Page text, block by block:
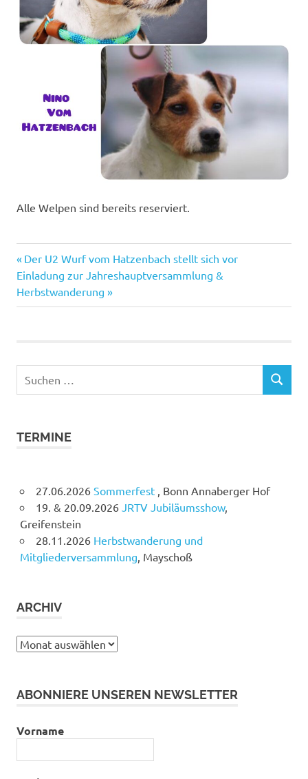
Alle Welpen sind bereits reserviert.
Beitragsnavigation
Vorheriger
Beitrag:
Der U2 Wurf vom Hatzenbach stellt sich vor
Nächster
Beitrag:
Einladung zur Jahreshauptversammlung &
Herbstwanderung
nach:
SUCHEN
TERMINE
27.06.2026 Sommerfest
, Bonn Annaberger Hof
19. & 20.09.2026 JRTV Jubiläumsshow,
Greifenstein
28.11.2026 Herbstwanderung und
Mitgliederversammlung , Mayschoß
ARCHIV
Archiv
ABONNIERE UNSEREN NEWSLETTER
Vorname